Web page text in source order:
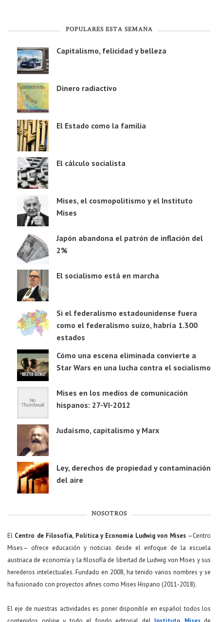
POPULARES ESTA SEMANA
Capitalismo, felicidad y belleza
Dinero radiactivo
El Estado como la familia
El cálculo socialista
Mises, el cosmopolitismo y el Instituto
Mises
Japón abandona el patrón de inflación del
2%
El socialismo está en marcha
Si el federalismo estadounidense fuera
como el federalismo suizo, habría 1.300
estados
Cómo una escena eliminada convierte a
Star Wars en una lucha contra el socialismo
Mises en los medios de comunicación
hispanos: 27-VI-2012
Judaísmo, capitalismo y Marx
Ley, derechos de propiedad y contaminación
del aire
NOSOTROS
El Centro de Filosofía, Política y Economía Ludwig von Mises—Centro
Mises— ofrece educación y noticias desde el enfoque de la escuela
austriaca de economía y la filosofía de libertad de Ludwig von Mises y sus
herederos intelectuales. Fundado en 2008, ha tenido varios nombres y se
ha fusionado con proyectos afines como Mises Hispano (2011-2018).
El eje de nuestras actividades es poner disponible en español todos los